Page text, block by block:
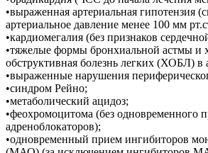
•выраженная артериальная гипотензия
артериальное давление менее 100 мм
•кардиомегалия (без признаков
•тяжелые формы бронхиальной астмы и
обструктивная болезнь легких (ХОБЛ) в
•выраженные нарушения
•синдром Рейно;
•метаболический ацидоз;
•феохромоцитома (без одновременного
адреноблокаторов);
•одновременный прием ингибиторов